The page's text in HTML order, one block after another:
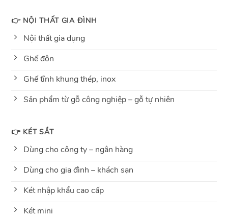
👉 NỘI THẤT GIA ĐÌNH
Nội thất gia dụng
Ghế đôn
Ghế tĩnh khung thép, inox
Sản phẩm từ gỗ công nghiệp – gỗ tự nhiên
👉 KÉT SẮT
Dùng cho công ty – ngân hàng
Dùng cho gia đình – khách sạn
Két nhập khẩu cao cấp
Két mini